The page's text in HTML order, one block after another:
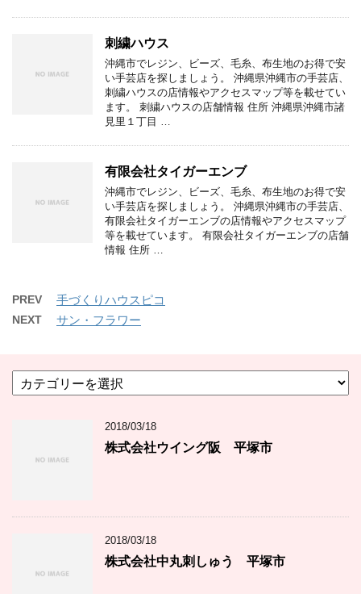
刺繍ハウス
沖縄市でレジン、ビーズ、毛糸、布生地のお得で安
い手芸店を探しましょう。 沖縄県沖縄市の手芸店、
刺繍ハウスの店情報やアクセスマップ等を載せてい
ます。 刺繍ハウスの店舗情報 住所 沖縄県沖縄市諸
見里１丁目 …
有限会社タイガーエンブ
沖縄市でレジン、ビーズ、毛糸、布生地のお得で安
い手芸店を探しましょう。 沖縄県沖縄市の手芸店、
有限会社タイガーエンブの店情報やアクセスマップ
等を載せています。 有限会社タイガーエンブの店舗
情報 住所 …
PREV 手づくりハウスピコ
NEXT サン・フラワー
テ
2018/03/18
株式会社ウイング阪 平塚市
2018/03/18
株式会社中丸刺しゅう 平塚市